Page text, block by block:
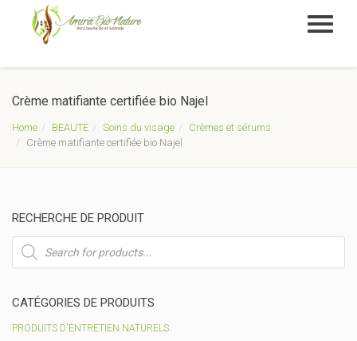
Crème matifiante certifiée bio Najel
Home BEAUTE Soins du visage
Crèmes et sérums
Crème matifiante certifiée bio Najel
RECHERCHE DE PRODUIT
Recherche
de
produits
CATÉGORIES DE PRODUITS
PRODUITS D'ENTRETIEN NATURELS